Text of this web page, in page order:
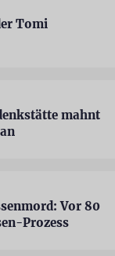
Tomi
mahnt
Vor 80
Prozess